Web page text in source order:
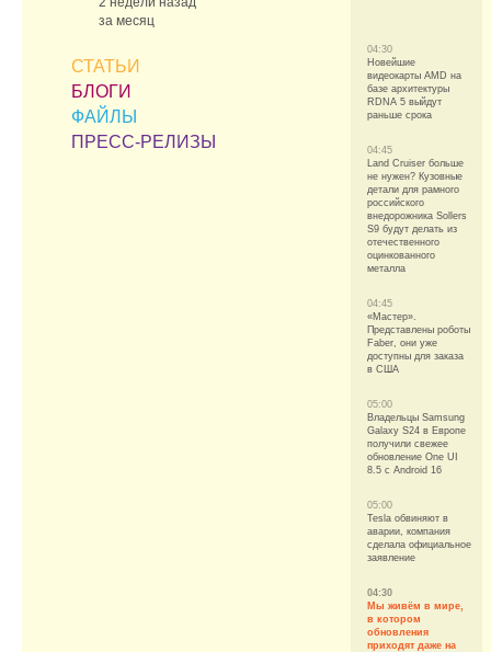
за месяц
СТАТЬИ
БЛОГИ
ФАЙЛЫ
ПРЕСС-РЕЛИЗЫ
04:30
Новейшие
видеокарты AMD на
базе архитектуры
RDNA 5 выйдут
раньше срока
04:45
Land Cruiser больше
не нужен? Кузовные
детали для рамного
российского
внедорожника Sollers
S9 будут делать из
отечественного
оцинкованного
металла
04:45
«Мастер».
Представлены роботы
Faber, они уже
доступны для заказа
в США
05:00
Владельцы Samsung
Galaxy S24 в Европе
получили свежее
обновление One UI
8.5 с Android 16
05:00
Tesla обвиняют в
аварии, компания
сделала официальное
заявление
04:30
Мы живём в мире,
в котором
обновления
приходят даже на